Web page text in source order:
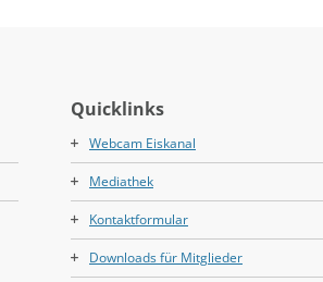
Quicklinks
Webcam Eiskanal
Mediathek
Kontaktformular
Downloads für Mitglieder